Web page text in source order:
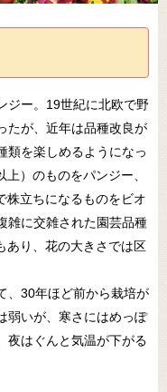
ジー。19世紀に北欧で野
たが、近年は品種改良が
類を楽しめるようになっ
）のものをパンジー、
株立ちになるものをビオ
雑に交雑された園芸品種
あり、花の大きさでは区
、30年ほど前から栽培が
弱いが、寒さにはめっぽ
夜はぐんと気温が下がる